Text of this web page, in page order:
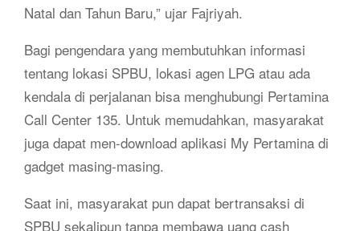
Natal dan Tahun Baru,” ujar Fajriyah.
Bagi pengendara yang membutuhkan informasi
tentang lokasi SPBU, lokasi agen LPG atau ada
kendala di perjalanan bisa menghubungi Pertamina
Call Center 135. Untuk memudahkan, masyarakat
juga dapat men-download aplikasi My Pertamina di
gadget masing-masing.
Saat ini, masyarakat pun dapat bertransaksi di
SPBU sekalipun tanpa membawa uang cash